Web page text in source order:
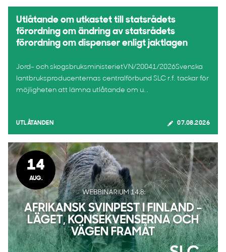
Utlåtande om utkastet till statsrådets
förordning om ändring av statsrådets
förordning om dispenser enligt jaktlagen
Jord- och skogsbruksministerietVN/20041/2026Svenska
lantbruksproducenternas centralförbund SLC r.f. tackar för
möjligheten att lämna utlåtande om u...
UTLÅTANDEN 07.08.2026
14
AUG.